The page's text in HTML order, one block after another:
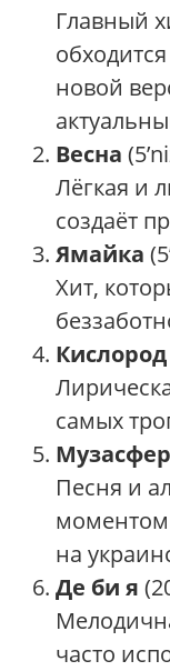
Главный
новой
Весна
Лёгкая и
создаёт
Ямайка
Хит,
Кислород
самых
Песня и
на
Де би я
часто